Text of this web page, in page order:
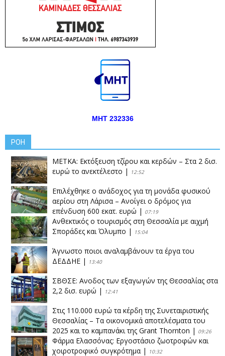
ΜΗΤ 232336
ΡΟΗ
ΜΕΤΚΑ: Εκτόξευση τζίρου και κερδών – Στα 2 δισ.
ευρώ το ανεκτέλεστο | 12:52
Επιλέχθηκε ο ανάδοχος για τη μονάδα φυσικού
αερίου στη Λάρισα – Ανοίγει ο δρόμος για
επένδυση 600 εκατ. ευρώ | 07:19
Ανθεκτικός ο τουρισμός στη Θεσσαλία με αιχμή
Σποράδες και Όλυμπο | 15:04
Άγνωστο ποιοι αναλαμβάνουν τα έργα του
ΔΕΔΔΗΕ | 13:40
ΣΒΘΣΕ: Aνοδος των εξαγωγών της Θεσσαλίας στα
2,2 δισ. ευρώ | 12:41
Στις 110.000 ευρώ τα κέρδη της Συνεταιριστικής
Θεσσαλίας – Τα οικονομικά αποτελέσματα του
2025 και το καμπανάκι της Grant Thornton | 09:26
Φάρμα Ελασσόνας: Εργοστάσιο ζωοτροφών και
χοιροτροφικό συγκρότημα | 10:32